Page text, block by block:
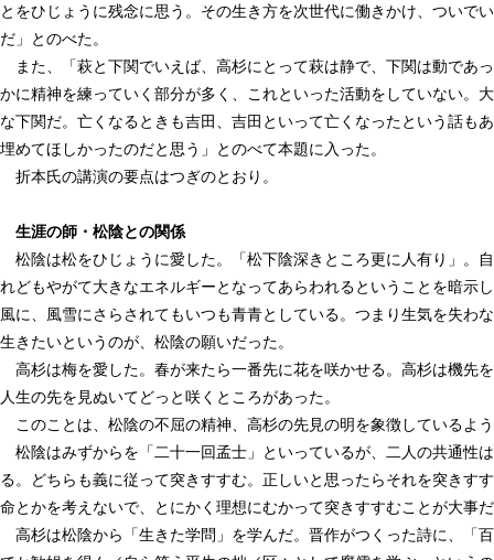
とをひじょうに残念に思う。その生き方を次世代に働きかけ、ついで
だ」とのべた。
また、「萩と下関でいえば、高杉にとって萩は静で、下関は動であ
かに精神を練っていく部分が多く、これといった活動をしていない。
な下関だ。亡くなるときも吉田、吉田といって亡くなったという話も
埋めてほしかったのだと思う」とのべて本題に入った。
折本氏の講演の要点はつぎのとおり。
生涯の師・松陰との関係
松陰は松をひじょうに愛した。「松下陰深きところ更に人有り」。
れどもやがて大きなエネルギーとなってあらわれるということを暗示
風に、風雪にさらされてもいつも青青としている。つまり生気を失わ
生きたいというのが、松陰の願いだった。
高杉は梅を愛した。春が来たら一番先に花を咲かせる。高杉は機先
人生の先を見ぬいてどっと咲くところがあった。
このことは、松陰の不屈の精神、高杉の先見の明を象徴しているよ
松陰はみずからを「二十一回孟士」といっているが、二人の共通性
る。どちらも義に従って突きすすむ。正しいと思ったらそれを突きす
命とかを考えないで、とにかく理想にむかって突きすすむことが大事
高杉は松陰から「生きた学問」を学んだ。晋作がつくった詩に、「